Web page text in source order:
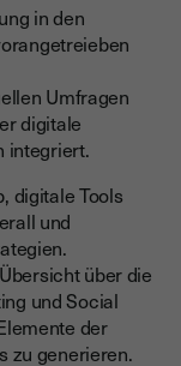
in den
Umfragen
digitale
integriert.
digitale Tools
und
über die
und Social
der
zu generieren.